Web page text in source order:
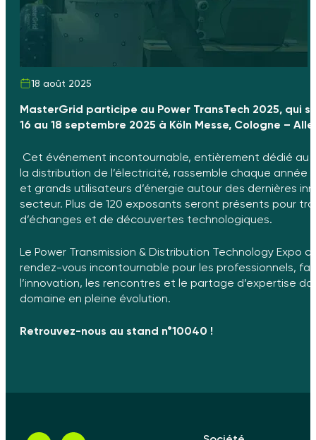
18 août 2025
MasterGrid participe au Power TransTech 2025, qui
16 au 18 septembre 2025 à Köln Messe, Cologne –
Cet événement incontournable, entièrement dédié au
la distribution de l’électricité, rassemble chaque année
et grands utilisateurs d’énergie autour des dernières
secteur. Plus de 120 exposants seront présents pour
d’échanges et de découvertes technologiques.
Le Power Transmission & Distribution Technology Expo
rendez-vous incontournable pour les professionnels,
l’innovation, les rencontres et le partage d’expertise
domaine en pleine évolution.
Retrouvez-nous au stand n°10040 !